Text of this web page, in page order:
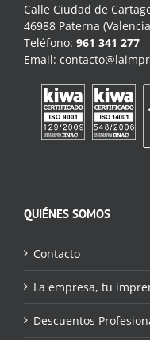
Calle Ciudad de
46988 Paterna
Teléfono: 961 341 277
Email:
QUIÉNES SOMOS
Contacto
La empresa, tu
Descuentos